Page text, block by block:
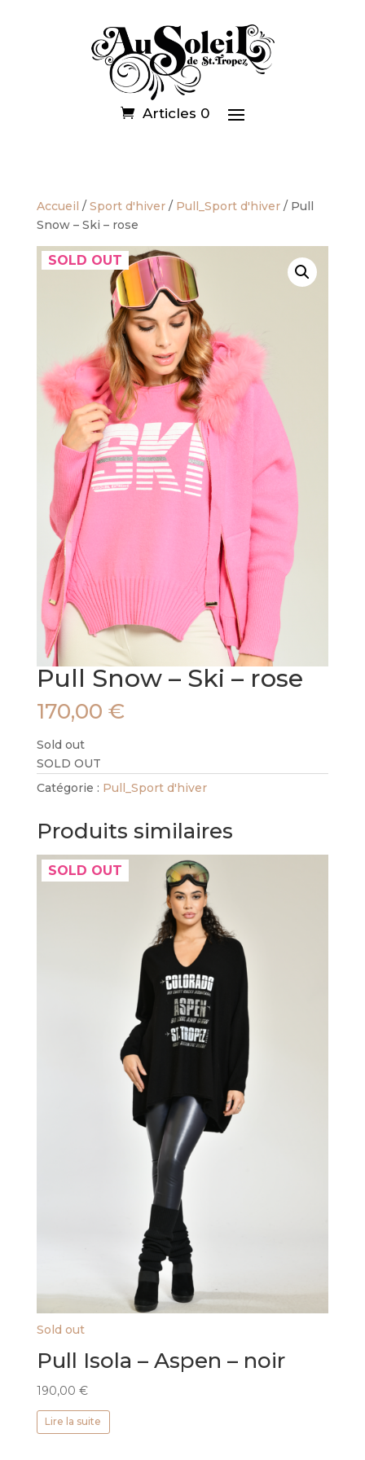
Articles 0
Accueil / Sport d'hiver/ Pull_Sport d'hiver/ Pull
Snow – Ski – rose
SOLD OUT
Pull Snow – Ski – rose
170,00 €
Sold out
SOLD OUT
Catégorie : Pull_Sport d'hiver
Produits similaires
SOLD OUT
Sold out
Pull Isola – Aspen – noir
190,00 €
Lire la suite